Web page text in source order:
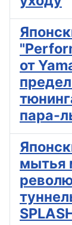
от
пара-
мытья